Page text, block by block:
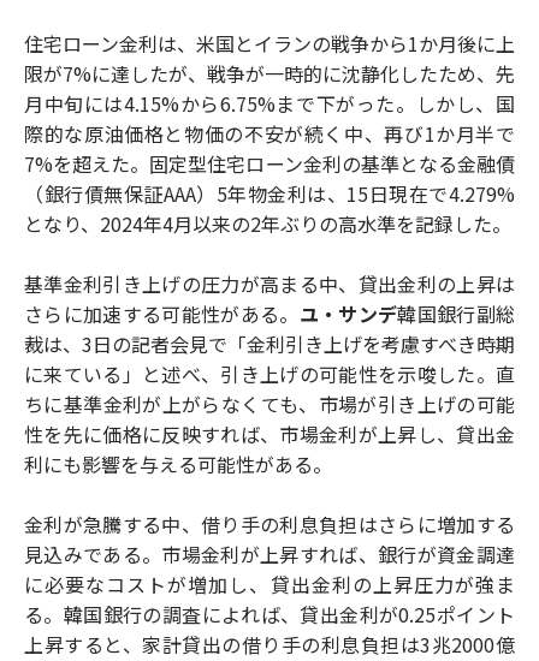
住宅ローン金利は、米国とイランの戦争から1か月後に上
限が7%に達したが、戦争が一時的に沈静化したため、先
月中旬には4.15%から6.75%まで下がった。しかし、国
際的な原油価格と物価の不安が続く中、再び1か月半で
7%を超えた。固定型住宅ローン金利の基準となる金融債
（銀行債無保証AAA）5年物金利は、15日現在で4.279%
となり、2024年4月以来の2年ぶりの高水準を記録した。
基準金利引き上げの圧力が高まる中、貸出金利の上昇は
さらに加速する可能性がある。 ユ・サンデ韓国銀行副総
裁は、3日の記者会見で「金利引き上げを考慮すべき時期
に来ている」と述べ、引き上げの可能性を示唆した。直
ちに基準金利が上がらなくても、市場が引き上げの可能
性を先に価格に反映すれば、市場金利が上昇し、貸出金
利にも影響を与える可能性がある。
金利が急騰する中、借り手の利息負担はさらに増加する
見込みである。市場金利が上昇すれば、銀行が資金調達
に必要なコストが増加し、貸出金利の上昇圧力が強ま
る。韓国銀行の調査によれば、貸出金利が0.25ポイント
上昇すると、家計貸出の借り手の利息負担は3兆2000億